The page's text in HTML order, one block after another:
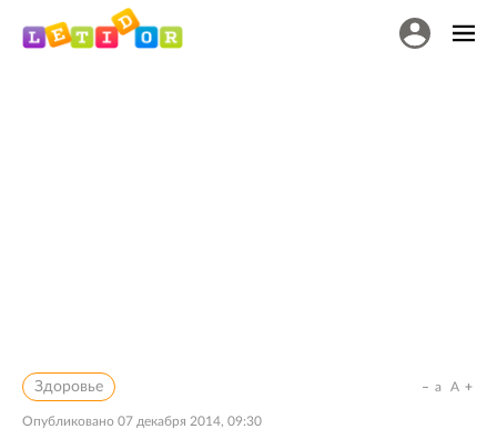
Здоровье
Опубликовано 07 декабря 2014, 09:30
a A